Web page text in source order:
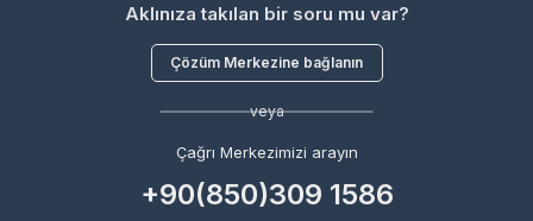
Aklınıza takılan bir soru mu var?
Çözüm Merkezine bağlanın
veya
Çağrı Merkezimizi arayın
+90(850)309 1586